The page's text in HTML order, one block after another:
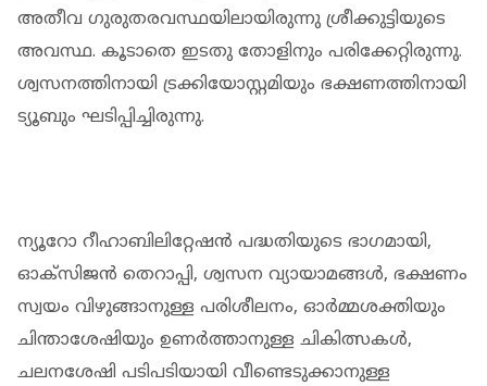
അതീവ ​ഗുരുതരവസ്ഥയിലായിരുന്നു ശ്രീക്കുട്ടിയുടെ
അവസ്ഥ. കൂടാതെ ഇടതു തോളിനും പരിക്കേറ്റിരുന്നു.
ശ്വസനത്തിനായി ട്രക്കിയോസ്റ്റമിയും ഭക്ഷണത്തിനായി
ട്യൂബും ഘടിപ്പിച്ചിരുന്നു.
ന്യൂറോ റീഹാബിലിറ്റേഷൻ പദ്ധതിയുടെ ഭാഗമായി,
ഓക്സിജൻ തെറാപ്പി, ശ്വസന വ്യായാമങ്ങൾ, ഭക്ഷണം
സ്വയം വിഴുങ്ങാനുള്ള പരിശീലനം, ഓർമ്മശക്തിയും
ചിന്താശേഷിയും ഉണർത്താനുള്ള ചികിത്സകൾ,
ചലനശേഷി പടിപടിയായി വീണ്ടെടുക്കാനുള്ള